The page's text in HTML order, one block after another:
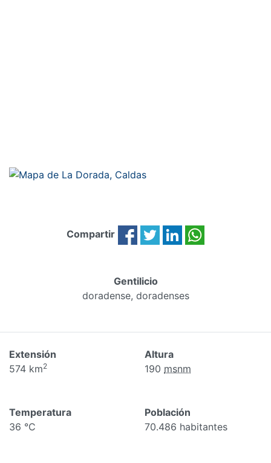
Compartir
Gentilicio
doradense, doradenses
Extensión
574 km2
Altura
190 msnm
Temperatura
36 °C
Población
70.486 habitantes